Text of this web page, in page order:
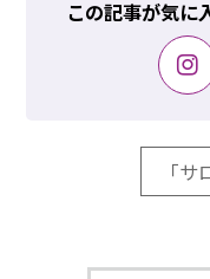
この記事が気に
「